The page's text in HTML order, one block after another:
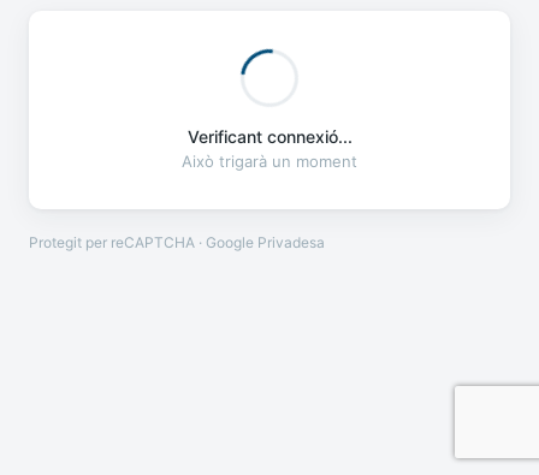
Verificant connexió...
Això trigarà un moment
Protegit per reCAPTCHA · Google Privadesa